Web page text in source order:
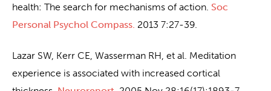
health: The search for mechanisms of action. Soc
Personal Psychol Compass. 2013 7:27-39.
Lazar SW, Kerr CE, Wasserman RH, et al. Meditation
experience is associated with increased cortical